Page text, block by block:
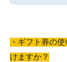
・ギフト券の
けますか？